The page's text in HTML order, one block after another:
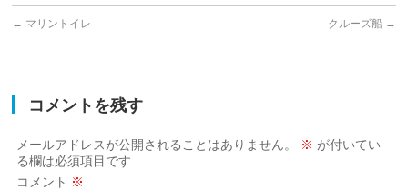
← マリントイレ クルーズ船 →
コメントを残す
メールアドレスが公開されることはありません。 ※ が付いてい
る欄は必須項目です
コメント ※